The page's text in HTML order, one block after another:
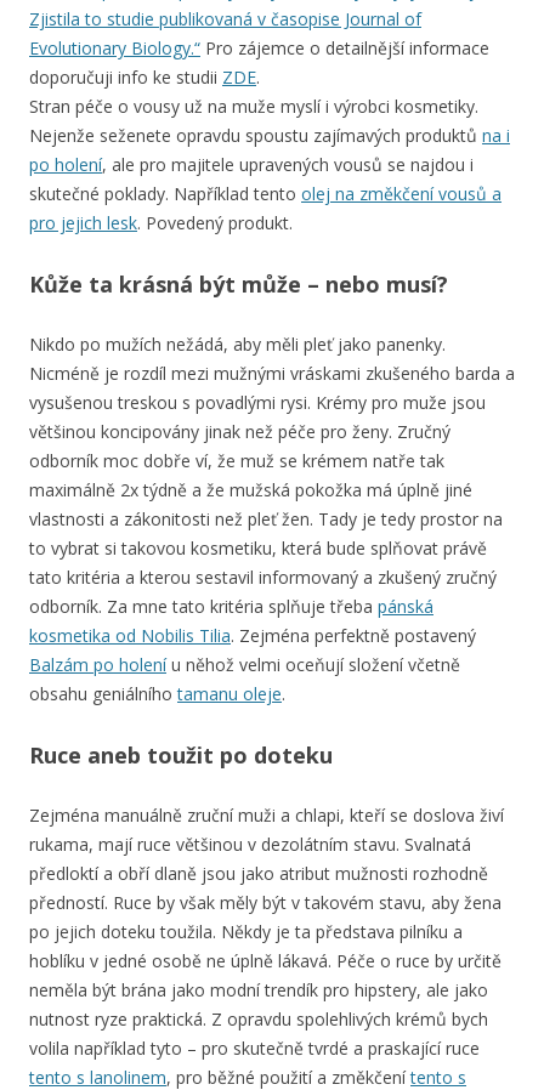
Zjistila to studie publikovaná v časopise Journal of
Evolutionary Biology.“ Pro zájemce o detailnější informace
doporučuji info ke studii ZDE.
Stran péče o vousy už na muže myslí i výrobci kosmetiky.
Nejenže seženete opravdu spoustu zajímavých produktů na i
po holení, ale pro majitele upravených vousů se najdou i
skutečné poklady. Například tento olej na změkčení vousů a
pro jejich lesk. Povedený produkt.
Kůže ta krásná být může – nebo musí?
Nikdo po mužích nežádá, aby měli pleť jako panenky.
Nicméně je rozdíl mezi mužnými vráskami zkušeného barda a
vysušenou treskou s povadlými rysi. Krémy pro muže jsou
většinou koncipovány jinak než péče pro ženy. Zručný
odborník moc dobře ví, že muž se krémem natře tak
maximálně 2x týdně a že mužská pokožka má úplně jiné
vlastnosti a zákonitosti než pleť žen. Tady je tedy prostor na
to vybrat si takovou kosmetiku, která bude splňovat právě
tato kritéria a kterou sestavil informovaný a zkušený zručný
odborník. Za mne tato kritéria splňuje třeba pánská
kosmetika od Nobilis Tilia. Zejména perfektně postavený
Balzám po holeníu něhož velmi oceňují složení včetně
obsahu geniálníhotamanu oleje.
Ruce aneb toužit po doteku
Zejména manuálně zruční muži a chlapi, kteří se doslova živí
rukama, mají ruce většinou v dezolátním stavu. Svalnatá
předloktí a obří dlaně jsou jako atribut mužnosti rozhodně
předností. Ruce by však měly být v takovém stavu, aby žena
po jejich doteku toužila. Někdy je ta představa pilníku a
hoblíku v jedné osobě ne úplně lákavá. Péče o ruce by určitě
neměla být brána jako modní trendík pro hipstery, ale jako
nutnost ryze praktická. Z opravdu spolehlivých krémů bych
volila například tyto – pro skutečně tvrdé a praskající ruce
tento s lanolinem, pro běžné použití a změkčenítento s